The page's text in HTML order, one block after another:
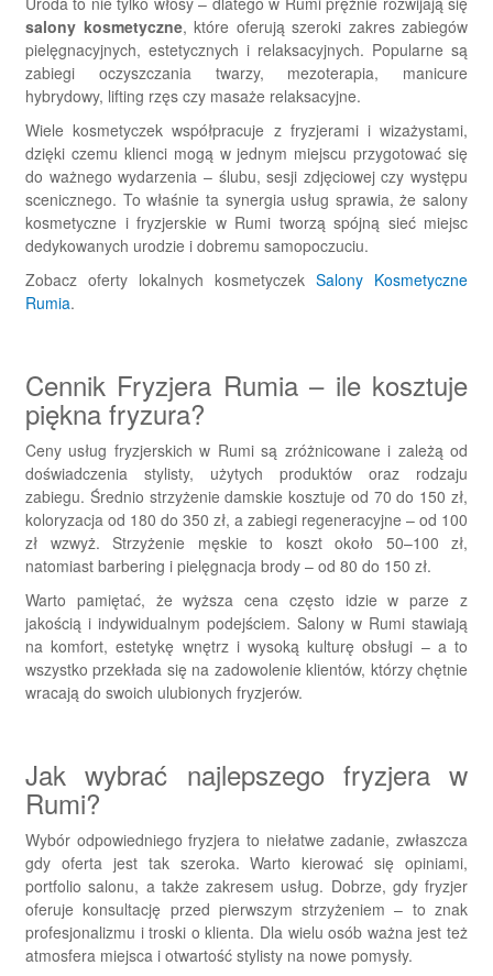
salony kosmetyczne, które oferują szeroki zakres zabiegów
pielęgnacyjnych, estetycznych i relaksacyjnych. Popularne są
zabiegi oczyszczania twarzy, mezoterapia, manicure
hybrydowy, lifting rzęs czy masaże relaksacyjne.
Wiele kosmetyczek współpracuje z fryzjerami i wizażystami,
dzięki czemu klienci mogą w jednym miejscu przygotować się
do ważnego wydarzenia – ślubu, sesji zdjęciowej czy występu
scenicznego. To właśnie ta synergia usług sprawia, że salony
kosmetyczne i fryzjerskie w Rumi tworzą spójną sieć miejsc
dedykowanych urodzie i dobremu samopoczuciu.
Zobacz oferty lokalnych kosmetyczek Salony Kosmetyczne
Rumia.
Cennik Fryzjera Rumia – ile kosztuje
piękna fryzura?
Ceny usług fryzjerskich w Rumi są zróżnicowane i zależą od
doświadczenia stylisty, użytych produktów oraz rodzaju
zabiegu. Średnio strzyżenie damskie kosztuje od 70 do 150 zł,
koloryzacja od 180 do 350 zł, a zabiegi regeneracyjne – od 100
zł wzwyż. Strzyżenie męskie to koszt około 50–100 zł,
natomiast barbering i pielęgnacja brody – od 80 do 150 zł.
Warto pamiętać, że wyższa cena często idzie w parze z
jakością i indywidualnym podejściem. Salony w Rumi stawiają
na komfort, estetykę wnętrz i wysoką kulturę obsługi – a to
wszystko przekłada się na zadowolenie klientów, którzy chętnie
wracają do swoich ulubionych fryzjerów.
Jak wybrać najlepszego fryzjera w
Rumi?
Wybór odpowiedniego fryzjera to niełatwe zadanie, zwłaszcza
gdy oferta jest tak szeroka. Warto kierować się opiniami,
portfolio salonu, a także zakresem usług. Dobrze, gdy fryzjer
oferuje konsultację przed pierwszym strzyżeniem – to znak
profesjonalizmu i troski o klienta. Dla wielu osób ważna jest też
atmosfera miejsca i otwartość stylisty na nowe pomysły.